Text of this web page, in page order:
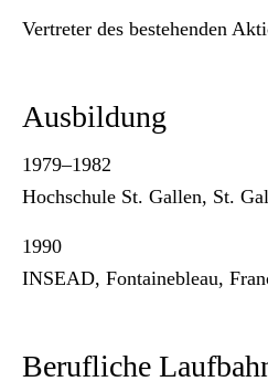
Vertreter des bestehenden
Ausbildung
1979–1982
Hochschule St. Gallen, St.
1990
INSEAD, Fontainebleau,
Berufliche